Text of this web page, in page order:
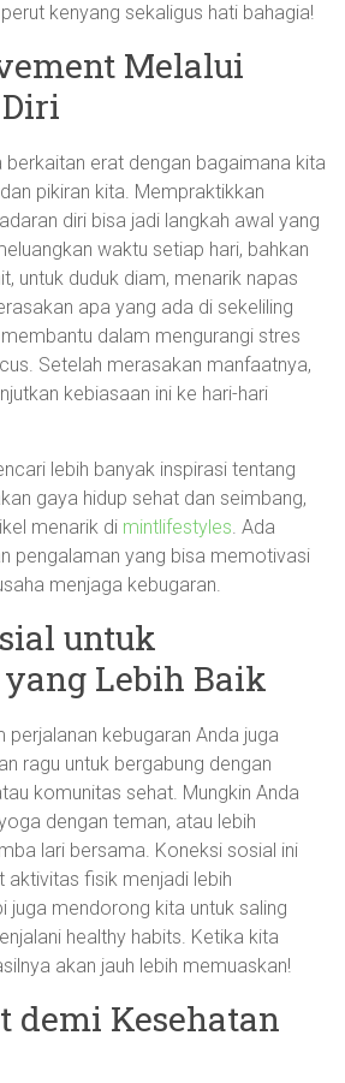
kenyang sekaligus hati bahagia!
Melalui
berkaitan erat dengan bagaimana kita
pikiran kita. Mempraktikkan
diri bisa jadi langkah awal yang
waktu setiap hari, bahkan
untuk duduk diam, menarik napas
apa yang ada di sekeliling
dalam mengurangi stres
Setelah merasakan manfaatnya,
kebiasaan ini ke hari-hari
lebih banyak inspirasi tentang
gaya hidup sehat dan seimbang,
menarik di mintlifestyles. Ada
pengalaman yang bisa memotivasi
menjaga kebugaran.
untuk
Lebih Baik
kebugaran Anda juga
ragu untuk bergabung dengan
komunitas sehat. Mungkin Anda
dengan teman, atau lebih
lari bersama. Koneksi sosial ini
aktivitas fisik menjadi lebih
juga mendorong kita untuk saling
healthy habits. Ketika kita
akan jauh lebih memuaskan!
demi Kesehatan